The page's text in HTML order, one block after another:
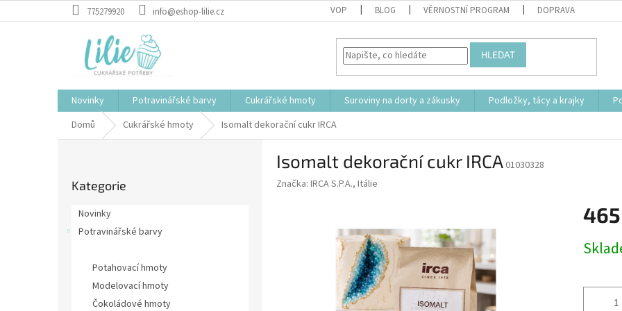
na
775279920 info@eshop-lilie.cz VOP BLOG VĚRNOSTNÍ PROGRAM DOPRAVA
HLEDAT
Novinky Potravinářské barvy Cukrářské hmoty Suroviny na dorty a zákusky Podložky, tácy a krajky
Domů
Cukrářské hmoty Isomalt dekorační cukr IRCA
kategorie
Kategorie
Novinky
Potravinářské barvy
Potahovací hmoty
Modelovací hmoty
Čokoládové hmoty
Isomalt dekorační cukr IRCA 01030328
Značka: IRCA S.P.A., Itálie
cena: